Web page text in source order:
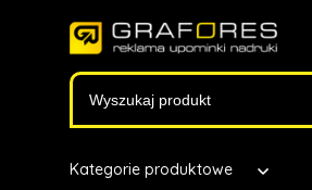
Kategorie produktowe